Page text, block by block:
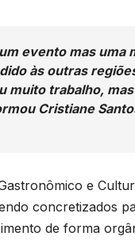
evento mas
às outras
muito trabalho,
Cristiane
e
concretizados
de forma